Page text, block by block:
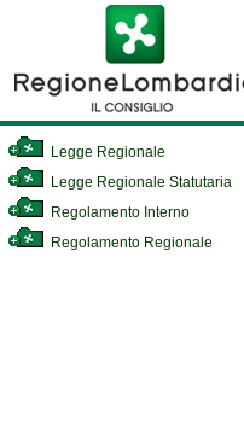
Legge Regionale
Legge Regionale Statutaria
Regolamento Interno
Regolamento Regionale